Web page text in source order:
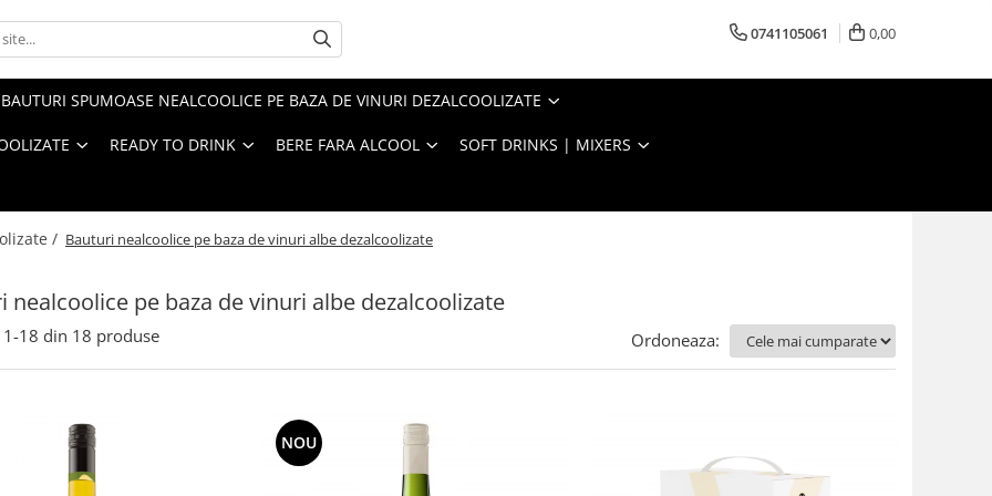
0741105061 0,00
BAUTURI SPUMOASE NEALCOOLICE PE BAZA DE VINURI DEZALCOOLIZATE
READY TO DRINK BERE FARA ALCOOL SOFT DRINKS | MIXERS
/ Bauturi nealcoolice pe baza de vinuri albe dezalcoolizate
nealcoolice pe baza de vinuri albe dezalcoolizate
1-18 din 18 produse Ordoneaza:
NOU